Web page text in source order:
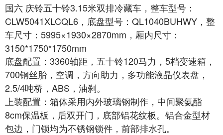
国六 庆铃五十铃3.15米双排冷藏车，整车型号：
CLW5041XLCQL6，底盘型号：QL1040BUHWY，整
车尺寸：5995×1930×2870mm，厢内尺寸：
3150*1750*1750mm
底盘配置：3360轴距，五十铃120马力，5档变速箱，
700钢丝胎，空调，方向助力，多功能液晶仪表盘，
2.5/4吨桥，ABS，油刹。
上装配置：箱体采用内外玻璃钢制作，中间聚氨酯
8cm保温板，后双开门，底部铝花纹板。铝合金型材
包边，门锁均为不锈钢锁件，前部排水孔。